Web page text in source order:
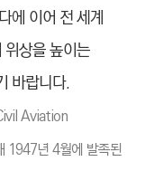
에 이어 전 세계
상을 높이는
바랍니다.
Aviation
1947년 4월에 발족된